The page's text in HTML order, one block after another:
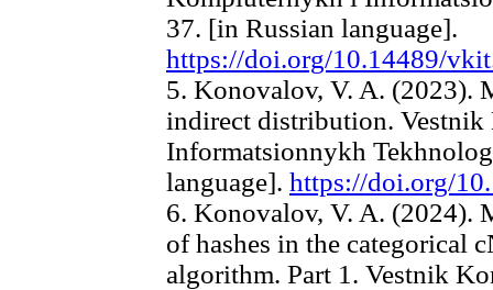
37. [in Russian language].
https://doi.org/10.14489/
5. Konovalov, V. A. (2023).
indirect distribution.
Informatsionnykh
language]. https://doi.org/
6. Konovalov, V. A. (2024).
of hashes in the categorical
algorithm. Part 1. Vestnik